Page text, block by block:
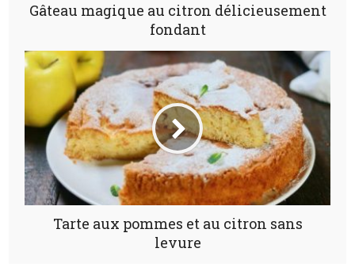
Gâteau magique au citron délicieusement
fondant
Tarte aux pommes et au citron sans
levure